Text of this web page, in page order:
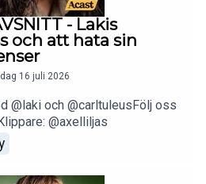
- Lakis
och att hata sin
16 juli 2026
@laki och @carltuleusFölj oss
@axelliljas